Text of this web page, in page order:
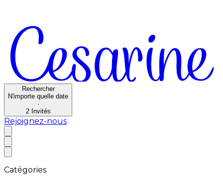
Rechercher
N'importe quelle date
·
2 Invités
Rejoignez-nous
Catégories